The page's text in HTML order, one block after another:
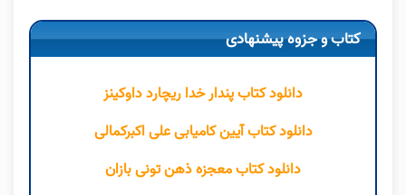
کتاب و جزوه پیشنهادی
دانلود کتاب پندار خدا ریچارد داوکینز
دانلود کتاب آیین کامیابی علی اکبرکمالی
دانلود کتاب معجزه ذهن تونی بازان